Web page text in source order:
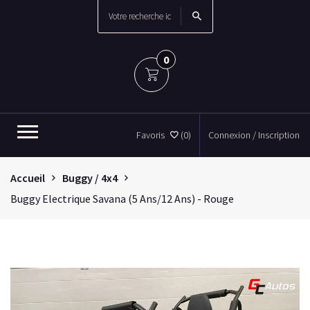
0
Favoris (0) Connexion / Inscription
Accueil
Buggy / 4x4
Buggy Electrique Savana (5 Ans/12 Ans) - Rouge